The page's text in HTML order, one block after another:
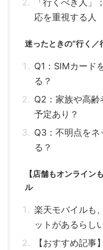
「行くべき人」
応を重視する人
迷ったときの“行く／
Q1：SIMカード
る？
Q2：家族や高齢
予定あり？
Q3：不明点をネ
る？
【店舗もオンライン
ル
楽天モバイルも
ットがあるらし
【おすすめ記事